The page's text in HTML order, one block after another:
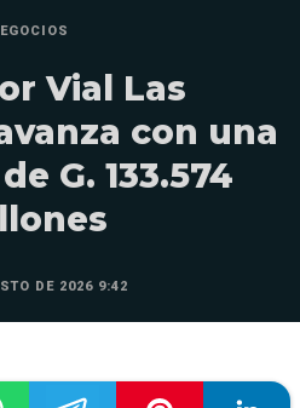
Vial Las
con una
G. 133.574
DE 2026 9:42